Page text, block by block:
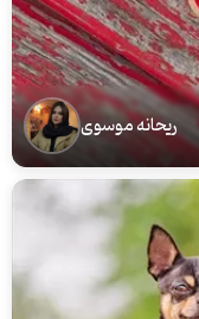
ریحانه موسوی